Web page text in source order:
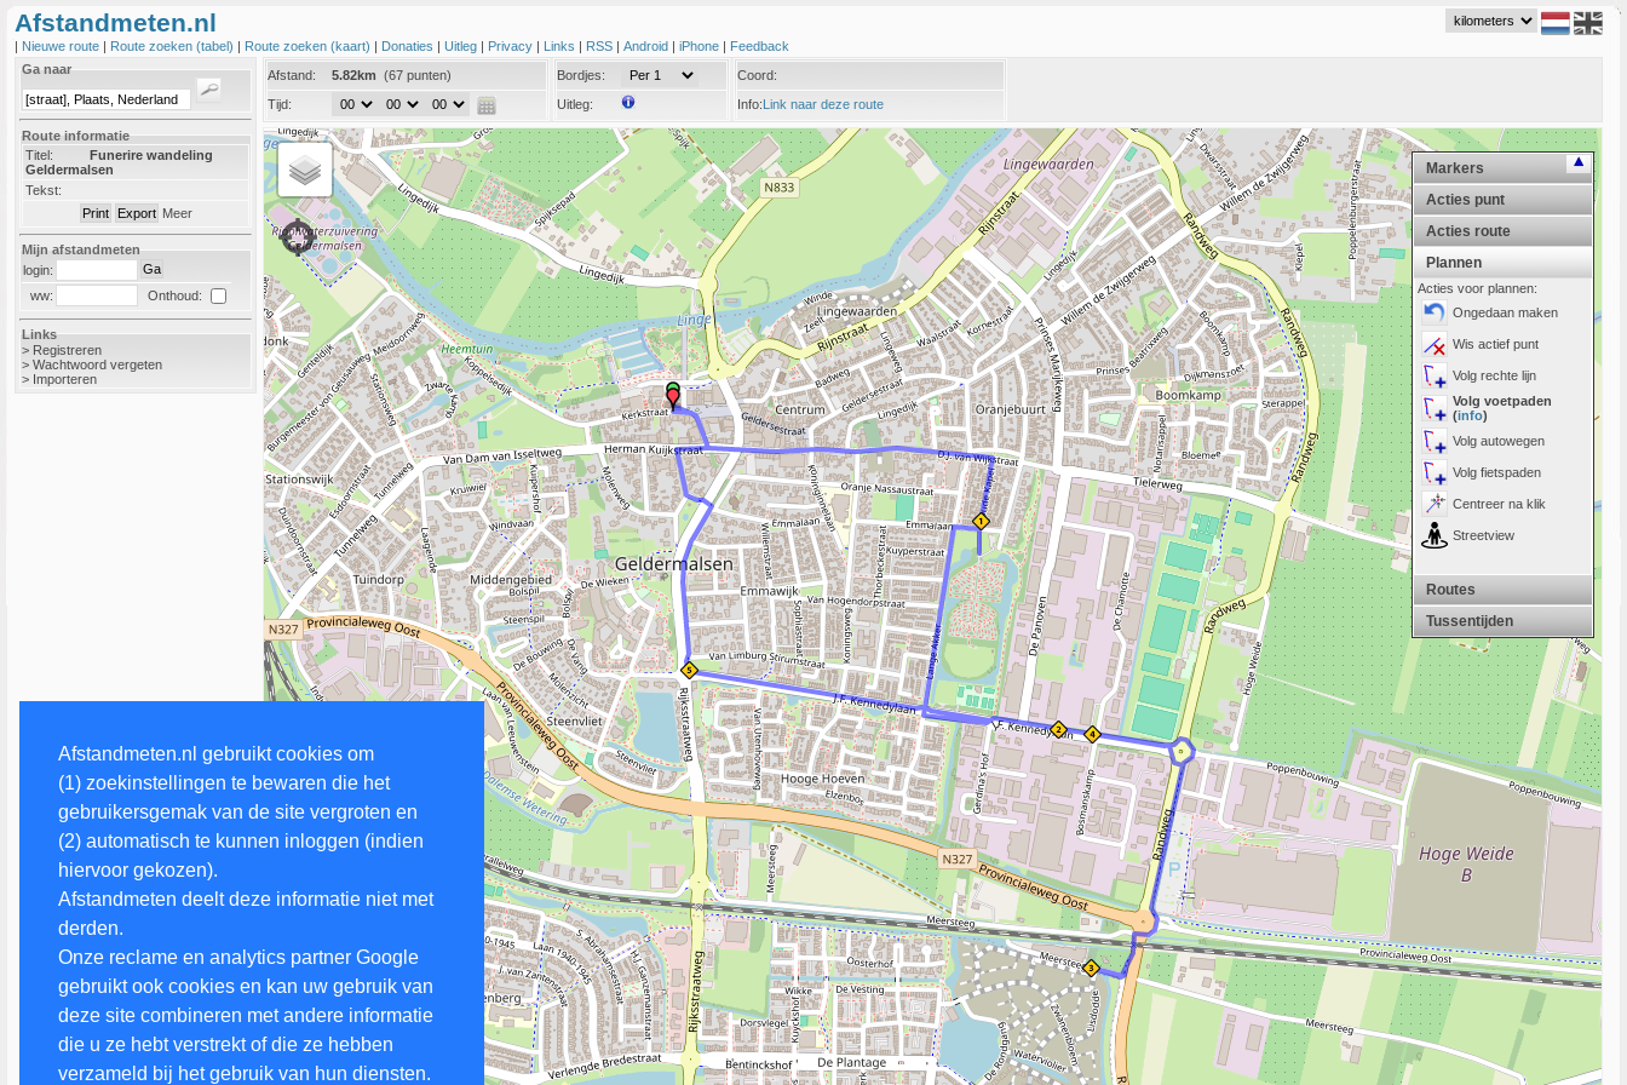
Afstandmeten.nl gebruikt cookies om
(1) zoekinstellingen te bewaren die het
gebruikersgemak van de site vergroten en
(2) automatisch te kunnen inloggen (indien
hiervoor gekozen).
Afstandmeten deelt deze informatie niet met
derden.
Onze reclame en analytics partner Google
gebruikt ook cookies en kan uw gebruik van
deze site combineren met andere informatie
die u ze hebt verstrekt of die ze hebben
verzameld bij het gebruik van hun diensten.
Afstandmeten.nl
| Nieuwe route | Route zoeken (tabel) | Route zoeken (kaart) | Donaties | Uitleg | Privacy | Links | RSS | Android | iPhone | Feedback
Ga naar
Route informatie
Titel:
Funerire wandeling
Geldermalsen
Tekst:
Meer
Mijn afstandmeten
login:
ww:
Onthoud:
Links
> Registreren
> Wachtwoord vergeten
> Importeren
Afstand: 5.82km
(67 punten)
Tijd:
Bordjes:
Uitleg:
Coord:
Info:Link naar deze route
Markers
Acties punt
Acties route
Plannen
Acties voor plannen:
Ongedaan maken
Wis actief punt
Volg rechte lijn
Volg voetpaden
(info)
Volg autowegen
Volg fietspaden
Centreer na klik
Streetview
Routes
Tussentijden